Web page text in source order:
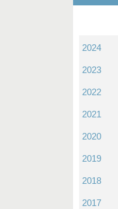
2024
2023
2022
2021
2020
2019
2018
2017